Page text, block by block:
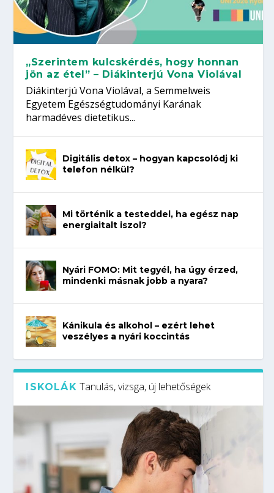
„Szerintem kulcskérdés, hogy honnan
jön az étel” – Diákinterjú Vona Violával
Diákinterjú Vona Violával, a Semmelweis
Egyetem Egészségtudományi Karának
harmadéves dietetikus...
Digitális detox – hogyan kapcsolódj ki
telefon nélkül?
Mi történik a testeddel, ha egész nap
energiaitalt iszol?
Nyári FOMO: Mit tegyél, ha úgy érzed,
mindenki másnak jobb a nyara?
Kánikula és alkohol – ezért lehet
veszélyes a nyári koccintás
ISKOLÁK Tanulás, vizsga, új lehetőségek